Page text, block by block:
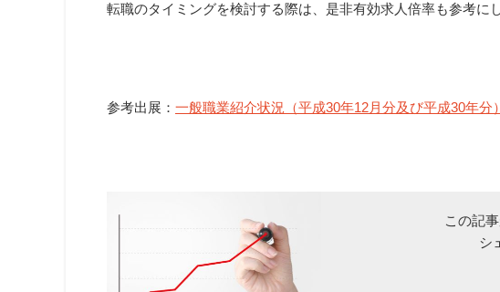
転職のタイミングを検討する際は、是非有効求人倍率も参考に
参考出展： 一般職業紹介状況（平成30年12月分及び平成30年分
この記
シ